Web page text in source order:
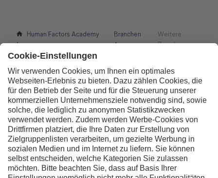
Human Factors Academy Branchen
Weitere
Branchen
Kontakt
Lufthansa Aviation Training GmbH
LabCampus 48
85356 München-Flughafen
Deutschland